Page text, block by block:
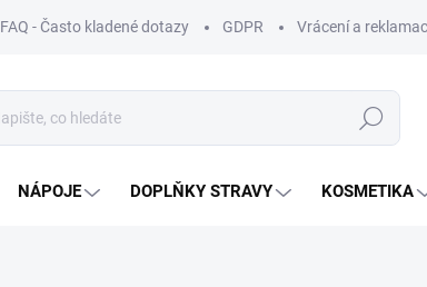
FAQ - Často kladené dotazy GDPR Vrácení a
Hledat
NÁPOJE DOPLŇKY STRAVY KOSMETIKA